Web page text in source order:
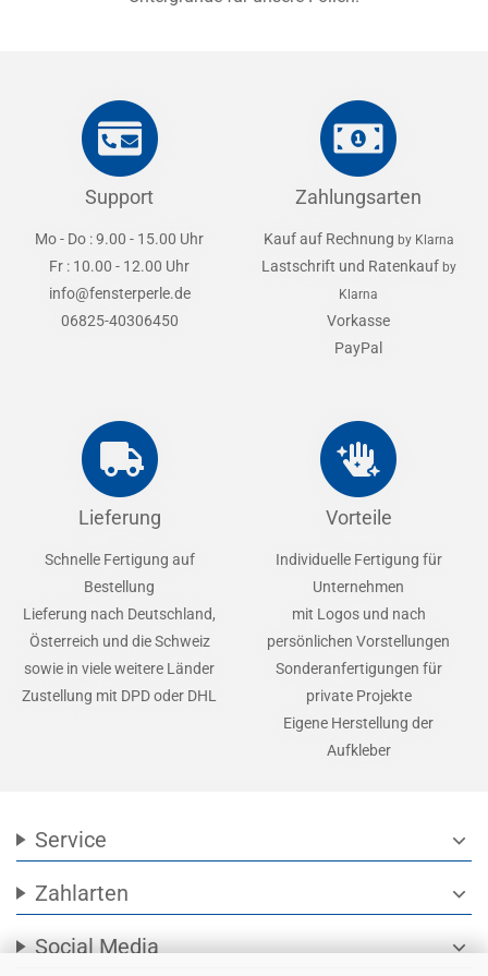
Support
Mo - Do : 9.00 - 15.00 Uhr
Fr : 10.00 - 12.00 Uhr
info@fensterperle.de
06825-40306450
Zahlungsarten
Kauf auf Rechnung by Klarna
Lastschrift und Ratenkauf by
Klarna
Vorkasse
PayPal
Lieferung
Schnelle Fertigung auf
Bestellung
Lieferung nach Deutschland,
Österreich und die Schweiz
sowie in viele weitere Länder
Zustellung mit DPD oder DHL
Vorteile
Individuelle Fertigung für
Unternehmen
mit Logos und nach
persönlichen Vorstellungen
Sonderanfertigungen für
private Projekte
Eigene Herstellung der
Aufkleber
Service expand_more
Zahlarten expand_more
Social Media expand_more